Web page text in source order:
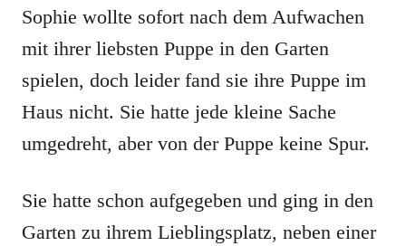
Sophie wollte sofort nach dem Aufwachen
mit ihrer liebsten Puppe in den Garten
spielen, doch leider fand sie ihre Puppe im
Haus nicht. Sie hatte jede kleine Sache
umgedreht, aber von der Puppe keine Spur.
Sie hatte schon aufgegeben und ging in den
Garten zu ihrem Lieblingsplatz, neben einer